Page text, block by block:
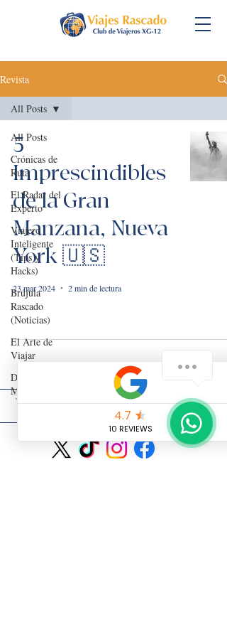
Revista
All Posts
Crónicas de
Ruta
El Radar del
Experto
Viajero
Inteligente
(Tips y
Hacks)
Brújula
Rascado
(Noticias)
El Arte de
Viajar
Detrás del
Mostrador
All Posts
5
Imprescindibles
de la Gran
Manzana, Nueva
York 🇺🇸
23 mar 2024 2 min de lectura
"Cada viaje es una oportunidad para crear tus propias historias
y transformar lo que ves en inolvidables recuerdos".